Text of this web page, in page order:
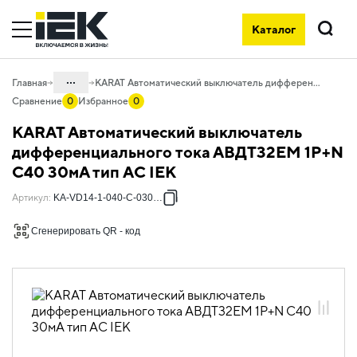
Каталог
Поиск
Главная ...
01.04 Модульное оборудование
дифференциальной защиты KARAT
выключатели дифференциального
01.04.02.03.04 Автоматические
выключатели дифференциального
тока АВДТ32EM
KARAT Автоматический выключатель дифференциального тока АВДТ32EM 1P+N C40 30мА тип AC IEK
Сравнение 0 Избранное 0
KARAT Автоматический выключатель
дифференциального тока АВДТ32EM 1P+N
C40 30мА тип AC IEK
Артикул: KA-VD14-1-040-C-030-AC
Сгенерировать QR - код